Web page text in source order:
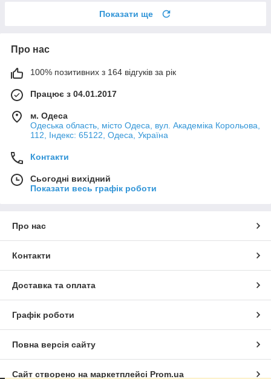
Показати ще
Про нас
100% позитивних з 164 відгуків за рік
Працює з 04.01.2017
м. Одеса
Одеська область, місто Одеса, вул. Академіка Корольова,
112, Індекс: 65122, Одеса, Україна
Контакти
Сьогодні вихідний
Показати весь графік роботи
Про нас
Контакти
Доставка та оплата
Графік роботи
Повна версія сайту
Сайт створено на маркетплейсі Prom.ua